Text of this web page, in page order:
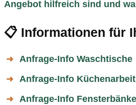
Angebot hilfreich sind und
📋 Informationen für
➜ Anfrage-Info Waschtische
➜ Anfrage-Info
➜ Anfrage-Info Fensterbänke